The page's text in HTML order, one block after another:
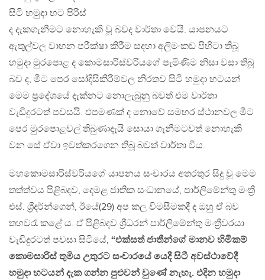
සිටි හමුදා භට පිරිස්
ද දැකගැනීමට නොහැකි වූ බවද වාර්තා වෙයි. යාපනයට
ඇතුල්වල වාහන පරීක්ෂා කිරීම සදහා අලිමංකඩ පිහිටා තිබූ
හමුදා මුරපොළ ද කොමසාරිස්වරියගේ පැමිණීම නිසා වසා තිබූ
බව ද, මීට පෙර සෝදිසිකිරීම්වල නිරතව සිටි හමුදා භටයන්
මෙම ප්‍රදේශයේ දැක්නට නොලැබුනු බවත් එම වාර්තා
වැඩිදුරටත් පවසයි. එපමණක් ද නොවේ සමහර ස්ථානවල මීට
පෙර මුරපොළවල් තිබුණාදැයි සොයා ගැනීමටවත් නොහැකි
වන සේ ඒවා ඉවත්කරගෙන තිබූ බවත් වාර්තා විය.
මහකොමසාරිස්වරියගේ යාපනය සංචාරය අතරතුර සිදු වූ මෙම
තත්ත්වය පිළිබදව, දෙමළ ජාතික සංධානයේ, පාර්ලිමේන්තු මංත්‍රී
එස්. ශ්‍රීදර්න්ගෙන්, ඊයේ(29) අප කල විමසීමකදී ද ඔහු ඒ බව
තහවරැ කළේ ය. ඒ පිළිබදව ශ්‍රීධරන් පාර්ලිමේන්තු මංත්‍රීවරයා
වැඩිදුරටත් පවසා සිටියේ, “එක්සත් ජාතීන්ගේ මානව හිමිකම්
කොමසාරිස් තුමිය උතුරට සංචාරයේ යෙදී සිටී අවස්ථාවේදී
හමුදා භටයන් දැක ගන්න පුළුවන් වුණේ නැහැ. එදින හමුදා